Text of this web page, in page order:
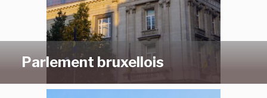
Parlement bruxellois